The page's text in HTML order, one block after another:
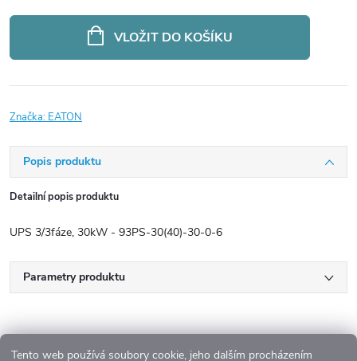
Tento web používá soubory cookie, jeho dalším procházením
VLOŽIT DO KOŠÍKU
Značka: EATON
Popis produktu
Detailní popis produktu
UPS 3/3fáze, 30kW - 93PS-30(40)-30-0-6
Parametry produktu